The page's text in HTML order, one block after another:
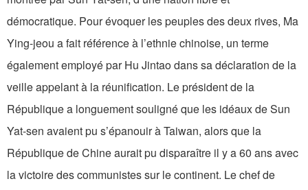
démocratique. Pour évoquer les peuples des deux rives, Ma
Ying-jeou a fait référence à l’ethnie chinoise, un terme
également employé par Hu Jintao dans sa déclaration de la
veille appelant à la réunification. Le président de la
République a longuement souligné que les idéaux de Sun
Yat-sen avaient pu s’épanouir à Taiwan, alors que la
République de Chine aurait pu disparaître il y a 60 ans avec
la victoire des communistes sur le continent. Le chef de